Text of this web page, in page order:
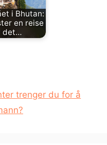
i Bhutan:
en reise
det…
trenger du for å